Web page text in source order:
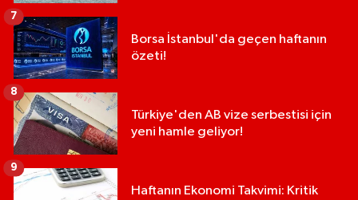
Borsa İstanbul'da geçen haftanın
özeti!
7
Türkiye'den AB vize serbestisi için
yeni hamle geliyor!
8
Haftanın Ekonomi Takvimi: Kritik
9